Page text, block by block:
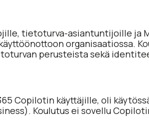
tietoturva-asiantuntijoille ja
organisaatiossa.
perusteista sekä
Copilotin käyttäjille, oli
Koulutus ei sovellu